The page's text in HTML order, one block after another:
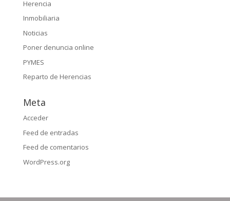
Herencia
Inmobiliaria
Noticias
Poner denuncia online
PYMES
Reparto de Herencias
Meta
Acceder
Feed de entradas
Feed de comentarios
WordPress.org